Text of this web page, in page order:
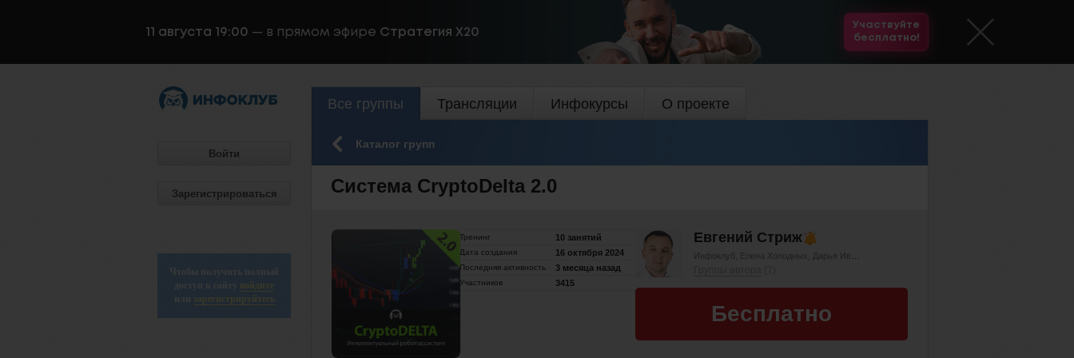
11 августа 19:00 — в прямом эфире Стратегия Х20
Участвуйте
бесплатно!
Войти
Зарегистрироваться
Чтобы получить полный
доступ к сайту войдите
или зарегистрируйтесь
Все группы Трансляции Инфокурсы О проекте
Каталог групп
Система CryptoDelta 2.0
Тренинг 10 занятий
Дата создания 16 октября 2024
Последняя активность 3 месяца назад
Участников 3415
Евгений Стриж
Инфоклуб Елена Холодных Дарья Иванова
Бесплатно